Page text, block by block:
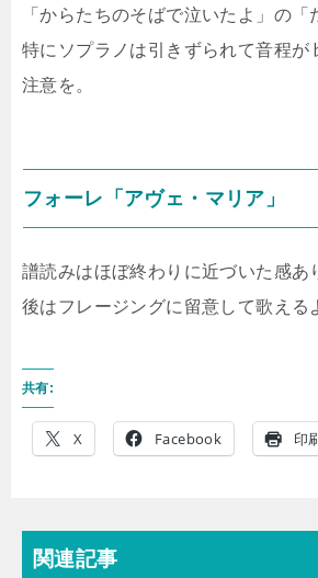
「からたちのそばで泣いたよ」の「
特にソプラノは引きずられて音程が
注意を。
フォーレ「アヴェ・マリア」
譜読みはほぼ終わりに近づいた感あ
後はフレージングに留意して歌える
共有:
X Facebook 印
関連記事